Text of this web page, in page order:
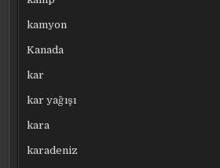
kamyon
Kanada
kar
kar yağışı
kara
karadeniz